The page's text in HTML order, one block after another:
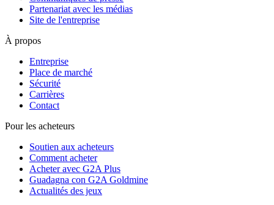
Partenariat avec les médias
Site de l'entreprise
À propos
Entreprise
Place de marché
Sécurité
Carrières
Contact
Pour les acheteurs
Soutien aux acheteurs
Comment acheter
Acheter avec G2A Plus
Guadagna con G2A Goldmine
Actualités des jeux